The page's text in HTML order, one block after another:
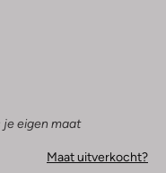
je eigen maat
Maat uitverkocht?